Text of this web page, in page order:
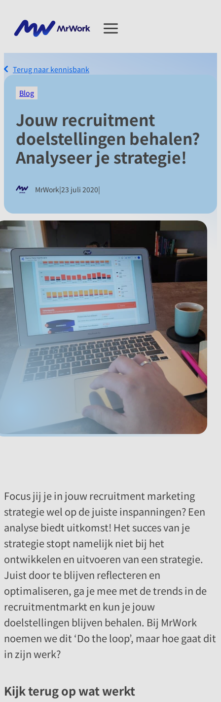
Terug naar kennisbank
Blog
Jouw recruitment
doelstellingen behalen?
Analyseer je strategie!
MrWork|23 juli 2020|
Focus jij je in jouw recruitment marketing
strategie wel op de juiste inspanningen? Een
analyse biedt uitkomst! Het succes van je
strategie stopt namelijk niet bij het
ontwikkelen en uitvoeren van een strategie.
Juist door te blijven reflecteren en
optimaliseren, ga je mee met de trends in de
recruitmentmarkt en kun je jouw
doelstellingen blijven behalen. Bij MrWork
noemen we dit ‘Do the loop’, maar hoe gaat dit
in zijn werk?
Kijk terug op wat werkt